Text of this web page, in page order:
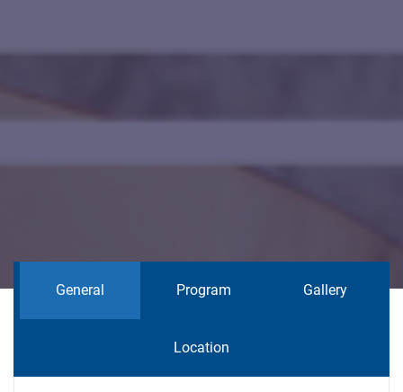
General Program Gallery
Location